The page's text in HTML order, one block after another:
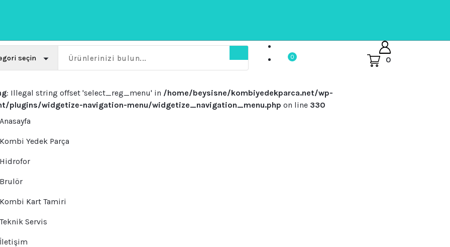
0 0
: Illegal string offset 'select_reg_menu' in /home/beysisne/kombiyedekparca.net/wp-
plugins/widgetize-navigation-menu/widgetize_navigation_menu.php on line 330
Anasayfa
Kombi Yedek Parça
Hidrofor
Brulör
Kombi Kart Tamiri
Teknik Servis
İletişim